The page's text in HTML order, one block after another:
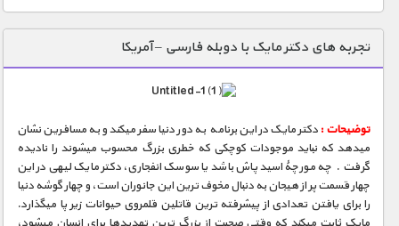
تجربه های دکتر مایک با دوبله فارسی – آمریکا
توضیحات :دکتر مایک در این برنامه به دور دنیا سفر میکند و به مسافرین نشان
میدهد که نباید موجودات کوچکی که خطری بزرگ محسوب میشوند را نادیده
گرفت . چه مورچۀ اسید پاش باشد یا سوسک انفجاری، دکتر مایک لیهی در این
چهار قسمت پر از هیجان به دنبال مخوف ترین این جانوران است، و چهار گوشه دنیا
را برای یافتن تعدادی از پیشرفته ترین قاتلین قلمروی حیوانات زیر پا میگذارد.